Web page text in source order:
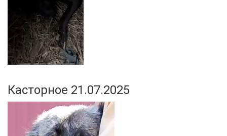
Касторное 21.07.2025